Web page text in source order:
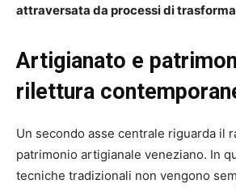
attraversata da processi di
Artigianato e
rilettura
Un secondo asse centrale riguarda il
patrimonio artigianale veneziano. In
tecniche tradizionali non vengono